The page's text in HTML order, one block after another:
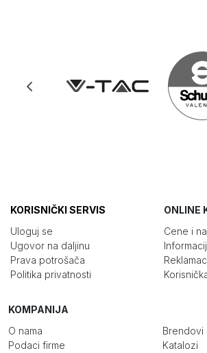
KORISNIČKI SERVIS
Uloguj se
Ugovor na daljinu
Prava potrošača
Politika privatnosti
ONLINE
Cene i
KOMPANIJA
O nama
Podaci firme
Brendovi
Katalozi